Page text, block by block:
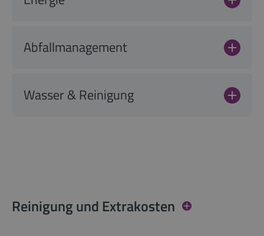
Abfallmanagement
Wasser & Reinigung
Reinigung und Extrakosten